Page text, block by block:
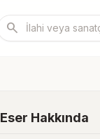
search
Eser Hakkında